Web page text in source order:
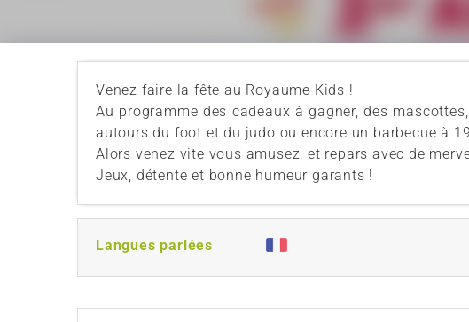
Venez faire la fête au Royaume Kids !
Au programme des cadeaux à gagner, des
autours du foot et du judo ou encore un barbecue à
Alors venez vite vous amusez, et repars avec de
Jeux, détente et bonne humeur garants !
Langues parlées